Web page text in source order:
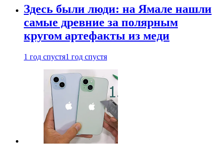
Здесь были люди: на Ямале нашли
самые древние за полярным
кругом артефакты из меди
1 год спустя1 год спустя